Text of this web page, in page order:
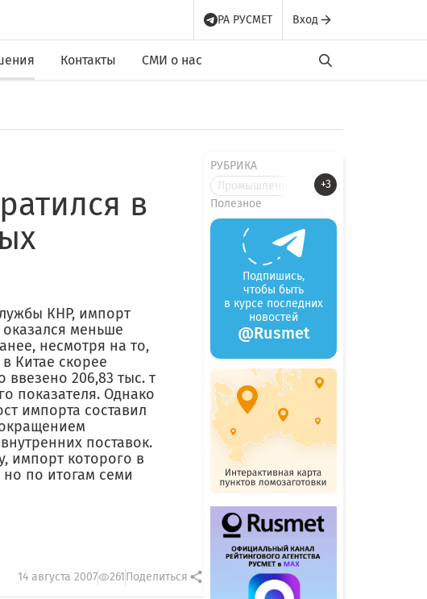
РА РУСМЕТ Вход
Контакты СМИ о нас
в
КНР, импорт
меньше
несмотря на то,
Китае скорее
206,83 тыс. т
показателя. Однако
импорта составил
поставок.
импорт которого в
но по итогам семи
14 августа 2007 261Поделиться
РУБРИКА
Промышленные новости
+3
Полезное
Подпишись,
чтобы быть
в курсе последних
новостей
@Rusmet